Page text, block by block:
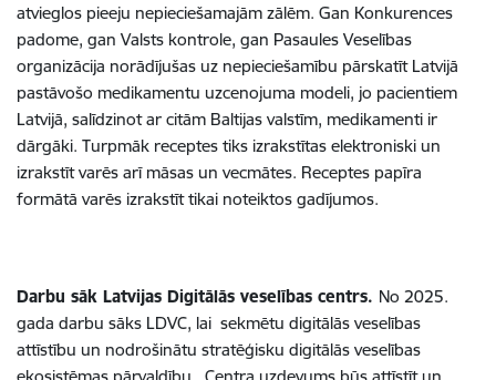
atvieglos pieeju nepieciešamajām zālēm. Gan Konkurences
padome, gan Valsts kontrole, gan Pasaules Veselības
organizācija norādījušas uz nepieciešamību pārskatīt Latvijā
pastāvošo medikamentu uzcenojuma modeli, jo pacientiem
Latvijā, salīdzinot ar citām Baltijas valstīm, medikamenti ir
dārgāki. Turpmāk receptes tiks izrakstītas elektroniski un
izrakstīt varēs arī māsas un vecmātes. Receptes papīra
formātā varēs izrakstīt tikai noteiktos gadījumos.
Darbu sāk Latvijas Digitālās veselības centrs. No 2025.
gada darbu sāks LDVC, lai sekmētu digitālās veselības
attīstību un nodrošinātu stratēģisku digitālās veselības
ekosistēmas pārvaldību. Centra uzdevums būs attīstīt un